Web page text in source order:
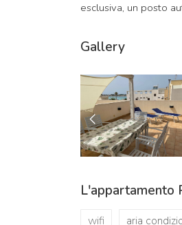
esclusiva, un posto
Gallery
L'appartamento
wifi aria